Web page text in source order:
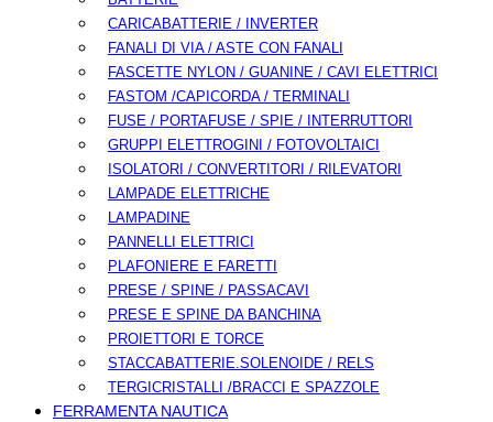
CARICABATTERIE / INVERTER
FANALI DI VIA / ASTE CON FANALI
FASCETTE NYLON / GUANINE / CAVI ELETTRICI
FASTOM /CAPICORDA / TERMINALI
FUSE / PORTAFUSE / SPIE / INTERRUTTORI
GRUPPI ELETTROGINI / FOTOVOLTAICI
ISOLATORI / CONVERTITORI / RILEVATORI
LAMPADE ELETTRICHE
LAMPADINE
PANNELLI ELETTRICI
PLAFONIERE E FARETTI
PRESE / SPINE / PASSACAVI
PRESE E SPINE DA BANCHINA
PROIETTORI E TORCE
STACCABATTERIE.SOLENOIDE / RELS
TERGICRISTALLI /BRACCI E SPAZZOLE
FERRAMENTA NAUTICA